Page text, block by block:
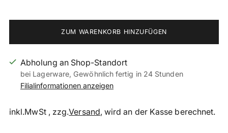
ZUM WARENKORB HINZUFÜGEN
Abholung an Shop-Standort
bei Lagerware, Gewöhnlich fertig in 24 Stunden
Filialinformationen anzeigen
inkl.MwSt , zzg.Versand, wird an der Kasse berechnet.